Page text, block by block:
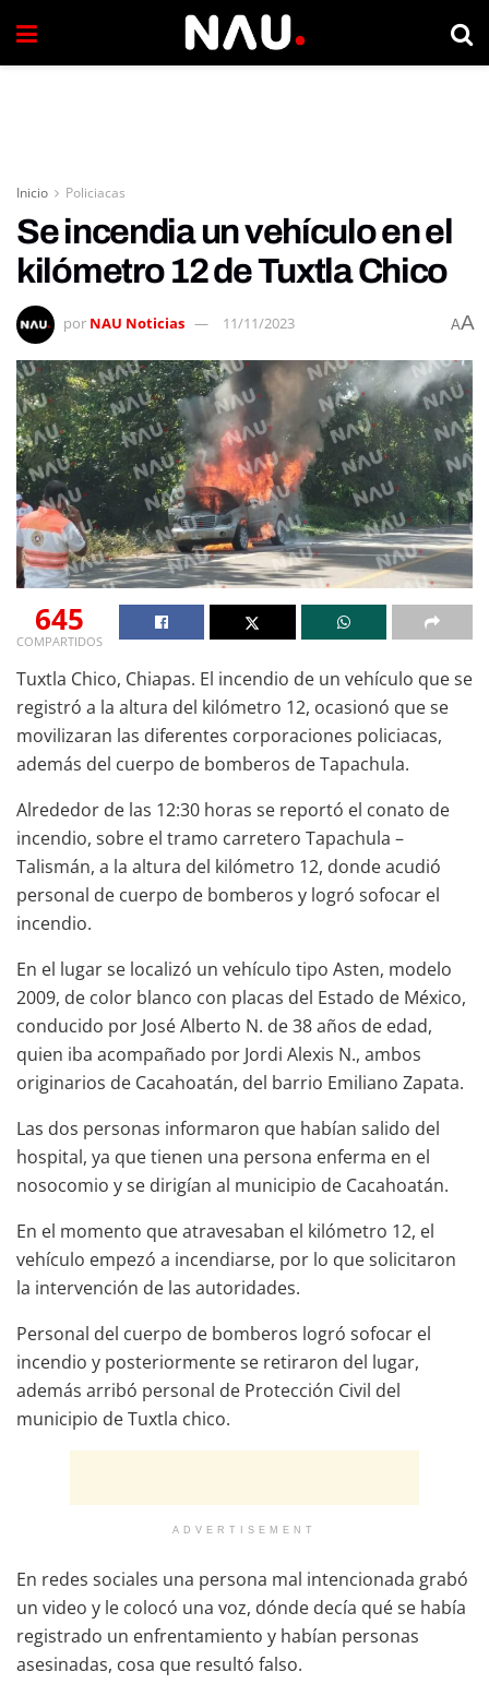
Inicio Policiacas
Se incendia un vehículo en el
kilómetro 12 de Tuxtla Chico
por NAU Noticias 11/11/2023 AA
645
COMPARTIDOS
Tuxtla Chico, Chiapas. El incendio de un vehículo que se
registró a la altura del kilómetro 12, ocasionó que se
movilizaran las diferentes corporaciones policiacas,
además del cuerpo de bomberos de Tapachula.
Alrededor de las 12:30 horas se reportó el conato de
incendio, sobre el tramo carretero Tapachula –
Talismán, a la altura del kilómetro 12, donde acudió
personal de cuerpo de bomberos y logró sofocar el
incendio.
En el lugar se localizó un vehículo tipo Asten, modelo
2009, de color blanco con placas del Estado de México,
conducido por José Alberto N. de 38 años de edad,
quien iba acompañado por Jordi Alexis N., ambos
originarios de Cacahoatán, del barrio Emiliano Zapata.
Las dos personas informaron que habían salido del
hospital, ya que tienen una persona enferma en el
nosocomio y se dirigían al municipio de Cacahoatán.
En el momento que atravesaban el kilómetro 12, el
vehículo empezó a incendiarse, por lo que solicitaron
la intervención de las autoridades.
Personal del cuerpo de bomberos logró sofocar el
incendio y posteriormente se retiraron del lugar,
además arribó personal de Protección Civil del
municipio de Tuxtla chico.
ADVERTISEMENT
En redes sociales una persona mal intencionada grabó
un video y le colocó una voz, dónde decía qué se había
registrado un enfrentamiento y habían personas
asesinadas, cosa que resultó falso.